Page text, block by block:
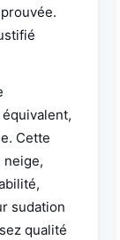
Cette
neige,
sudation
qualité